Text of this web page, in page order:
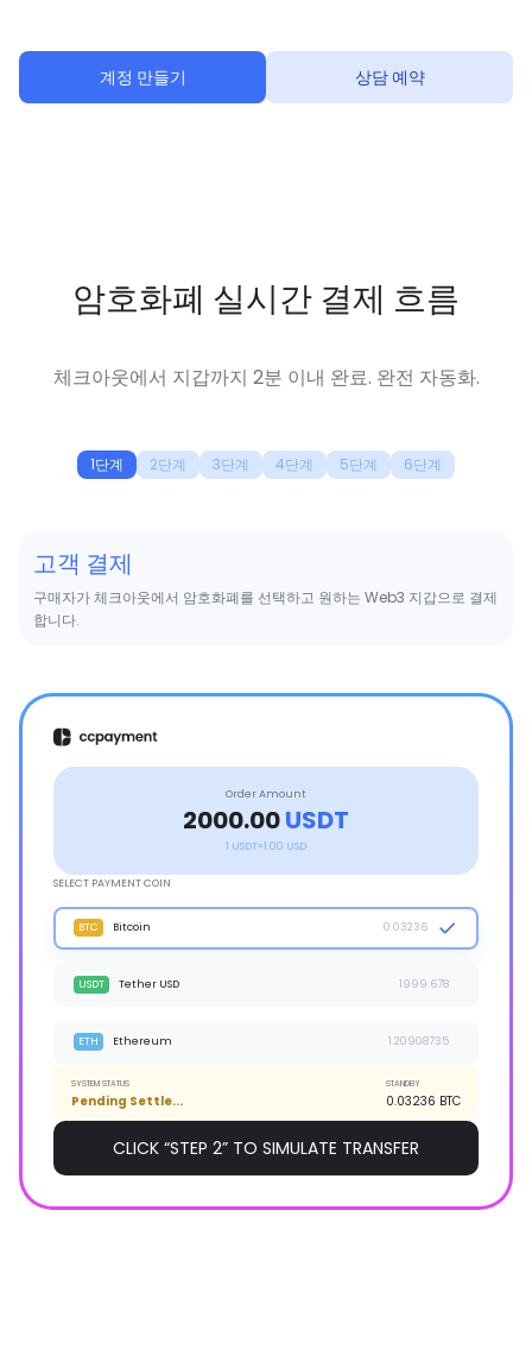
계정 만들기 상담 예약
암호화폐 실시간 결제 흐름
체크아웃에서 지갑까지 2분 이내 완료. 완전 자동화.
1단계 2단계 3단계 4단계 5단계 6단계